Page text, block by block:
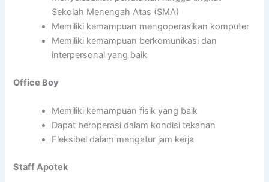
Sekolah Menengah Atas (SMA)
Memiliki kemampuan mengoperasikan komputer
Memiliki kemampuan berkomunikasi dan
interpersonal yang baik
Office Boy
Memiliki kemampuan fisik yang baik
Dapat beroperasi dalam kondisi tekanan
Fleksibel dalam mengatur jam kerja
Staff Apotek